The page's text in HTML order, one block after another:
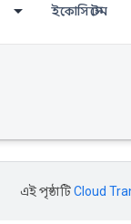
ইকোসিস্টেম
এই পৃষ্ঠাটিCloud